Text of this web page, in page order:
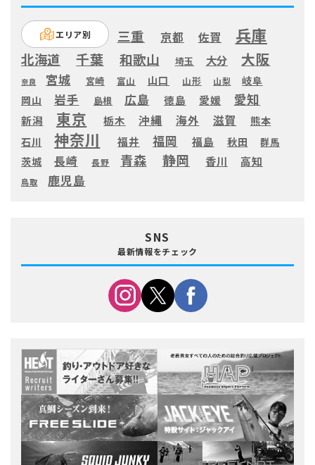
エリア別 三重 京都 佐賀 兵庫
北海道 千葉 和歌山 埼玉 大分 大阪
奈良 宮城 宮崎 富山 山口 山形 山梨
岐阜
岡山
岩手 島根 広島 徳島 愛媛 愛知
新潟 東京 栃木 沖縄 海外 滋賀
熊本
石川
神奈川 福井 福岡 福島 秋田 群馬
茨城 長崎 長野 青森 静岡 香川 高知
鳥取 鹿児島
SNS
最新情報をチェック